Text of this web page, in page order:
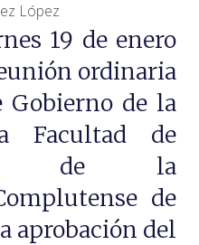
López
19 de enero
ordinaria
Gobierno de la
Facultad de
de la
de
aprobación del